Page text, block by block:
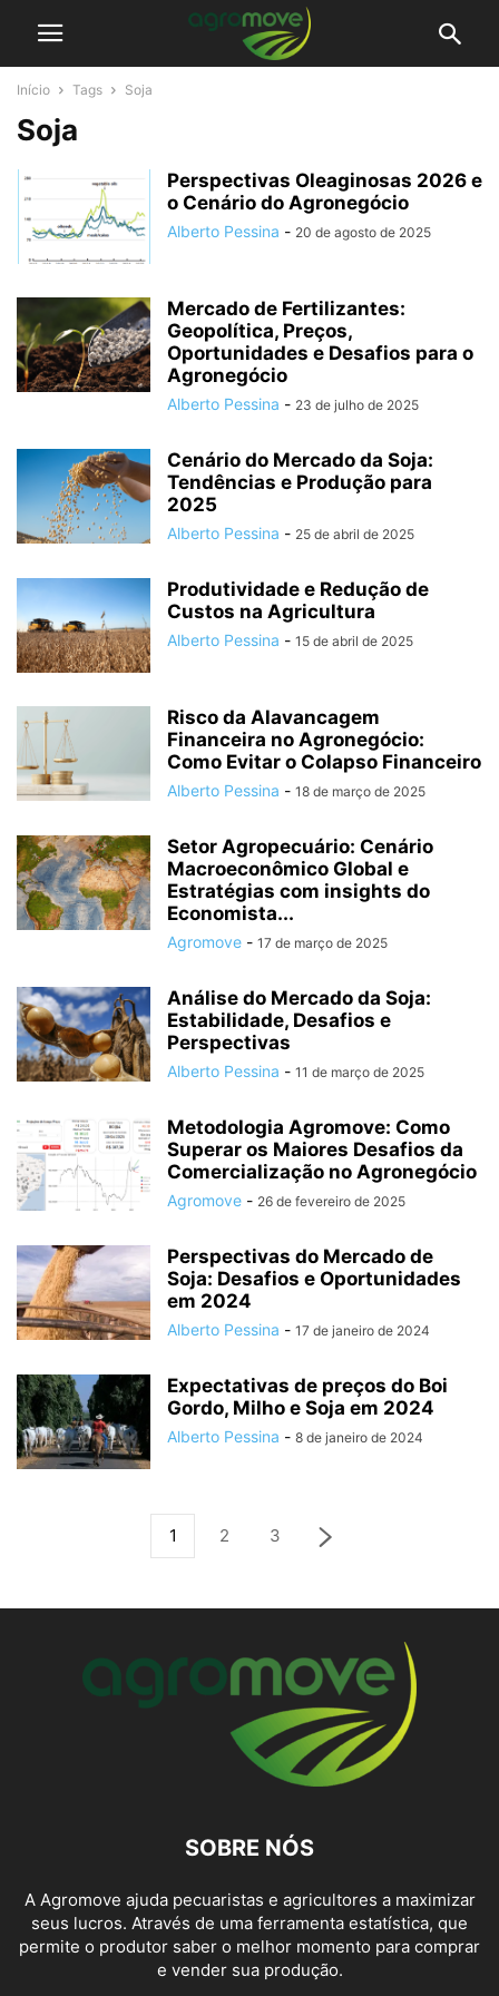
Início Tags Soja
Soja
Perspectivas Oleaginosas 2026 e
o Cenário do Agronegócio
Alberto Pessina - 20 de agosto de 2025
Mercado de Fertilizantes:
Geopolítica, Preços,
Oportunidades e Desafios para o
Agronegócio
Alberto Pessina - 23 de julho de 2025
Cenário do Mercado da Soja:
Tendências e Produção para
2025
Alberto Pessina - 25 de abril de 2025
Produtividade e Redução de
Custos na Agricultura
Alberto Pessina - 15 de abril de 2025
Risco da Alavancagem
Financeira no Agronegócio:
Como Evitar o Colapso Financeiro
Alberto Pessina - 18 de março de 2025
Setor Agropecuário: Cenário
Macroeconômico Global e
Estratégias com insights do
Economista...
Agromove - 17 de março de 2025
Análise do Mercado da Soja:
Estabilidade, Desafios e
Perspectivas
Alberto Pessina - 11 de março de 2025
Metodologia Agromove: Como
Superar os Maiores Desafios da
Comercialização no Agronegócio
Agromove - 26 de fevereiro de 2025
Perspectivas do Mercado de
Soja: Desafios e Oportunidades
em 2024
Alberto Pessina - 17 de janeiro de 2024
Expectativas de preços do Boi
Gordo, Milho e Soja em 2024
Alberto Pessina - 8 de janeiro de 2024
1 2 3
SOBRE NÓS
A Agromove ajuda pecuaristas e agricultores a maximizar
seus lucros. Através de uma ferramenta estatística, que
permite o produtor saber o melhor momento para comprar
e vender sua produção.